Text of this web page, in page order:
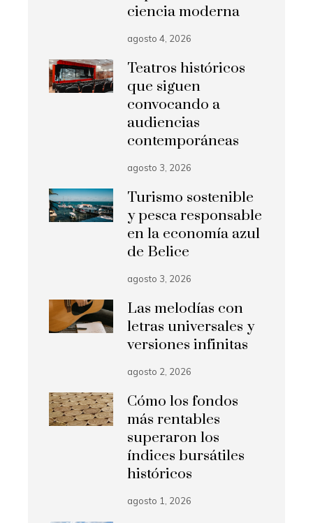
ciencia moderna
agosto 4, 2026
Teatros históricos
que siguen
convocando a
audiencias
contemporáneas
agosto 3, 2026
Turismo sostenible
y pesca responsable
en la economía azul
de Belice
agosto 3, 2026
Las melodías con
letras universales y
versiones infinitas
agosto 2, 2026
Cómo los fondos
más rentables
superaron los
índices bursátiles
históricos
agosto 1, 2026